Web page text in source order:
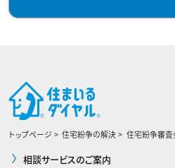
トップページ 住宅紛争の解決 住宅紛争審査
相談サービスのご案内